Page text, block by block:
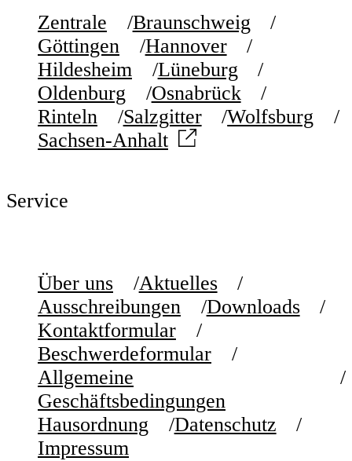
Zentrale
Braunschweig
Göttingen
Hannover
Hildesheim
Lüneburg
Oldenburg
Osnabrück
Rinteln
Salzgitter
Wolfsburg
Sachsen-Anhalt
Service
Über uns
Aktuelles
Ausschreibungen
Downloads
Kontaktformular
Beschwerdeformular
Allgemeine
Geschäftsbedingungen
Hausordnung
Datenschutz
Impressum